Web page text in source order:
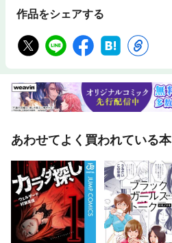
作品をシェアする
あわせてよく買われている本